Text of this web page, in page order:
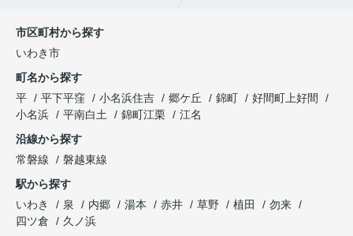
市区町村から探す
いわき市
町名から探す
平
平下平窪 小名浜住吉 郷ケ丘 錦町
好間町上好間
小名浜
平南白土 錦町江栗
江名
沿線から探す
常磐線
磐越東線
駅から探す
いわき
泉 内郷 湯本 赤井 草野 植田
勿来
四ツ倉
久ノ浜